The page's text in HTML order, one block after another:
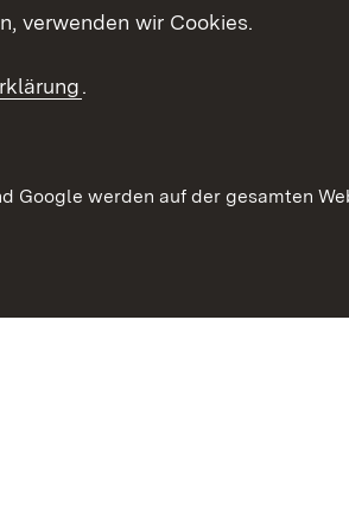
verwenden wir Cookies.
.
Google werden auf der gesamten